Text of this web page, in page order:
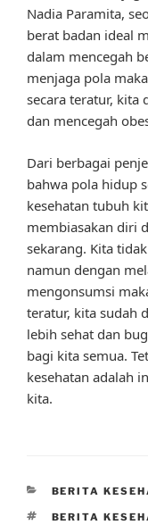
Nadia Paramita,
berat badan ideal
dalam mencegah
menjaga pola
secara teratur, kita
dan mencegah
Dari berbagai
bahwa pola hidup
kesehatan tubuh
membiasakan diri
sekarang. Kita
namun dengan
mengonsumsi
teratur, kita sudah
lebih sehat dan
bagi kita semua.
kesehatan adalah
kita.
CATEGORIES
BERITA
TAGS
BERITA